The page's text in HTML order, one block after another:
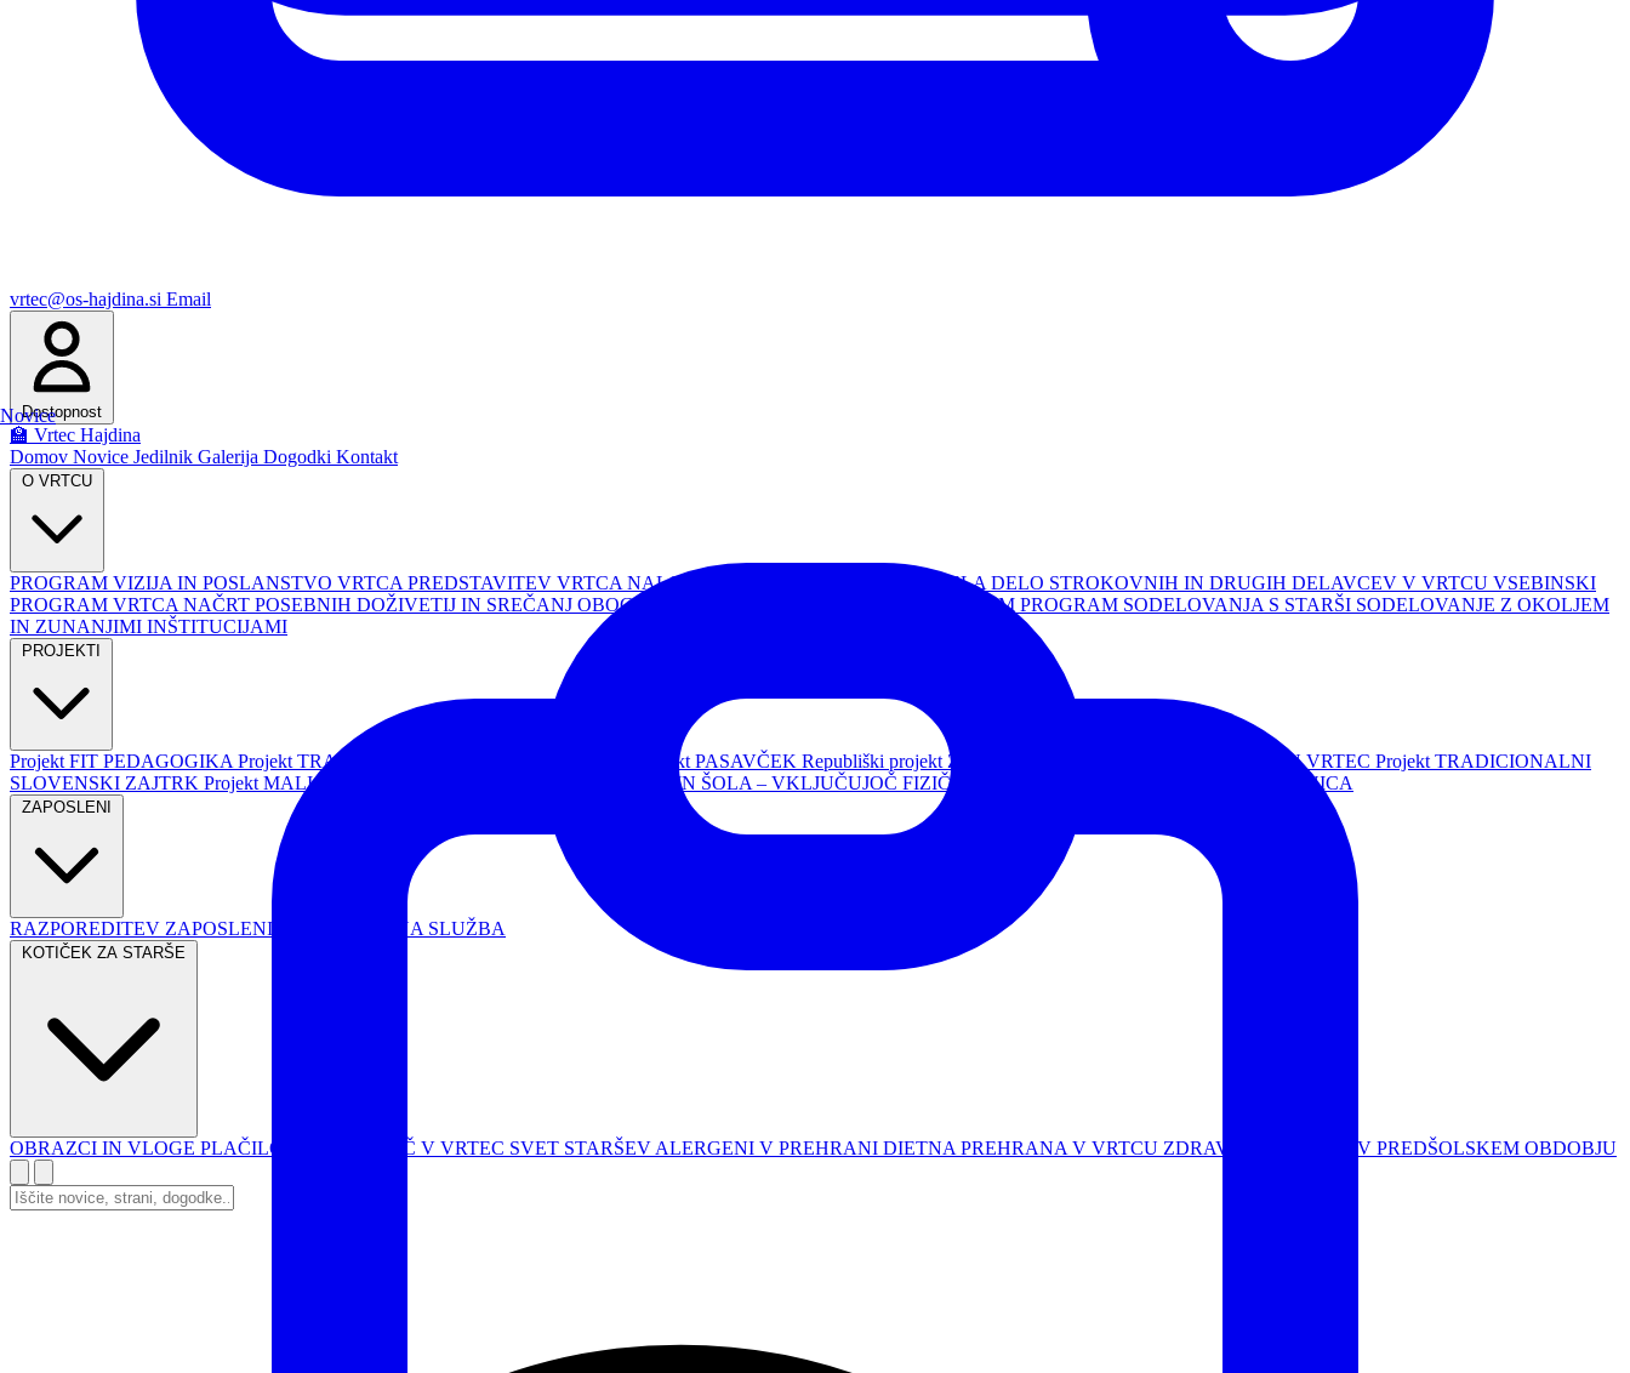
vrtec@os-hajdina.si Email
Dostopnost
🏫 Vrtec Hajdina
Domov Novice Jedilnik Galerija Dogodki Kontakt
O VRTCU
PROGRAM VIZIJA IN POSLANSTVO VRTCA PREDSTAVITEV VRTCA NALOGE VRTCA ORGANIZACIJA DELA DELO STROKOVNIH IN DRUGIH DELAVCEV V VRTCU VSEBINSKI
PROGRAM VRTCA NAČRT POSEBNIH DOŽIVETIJ IN SREČANJ OBOGATITVENI - NADSTANDARDNI PROGRAM PROGRAM SODELOVANJA S STARŠI SODELOVANJE Z OKOLJEM
IN ZUNANJIMI INŠTITUCIJAMI
PROJEKTI
Projekt FIT PEDAGOGIKA Projekt TRAJNOSTNA MOBILNOST Republiški projekt PASAVČEK Republiški projekt ZDRAVJE V VRTCU Projekt TURIZEM IN VRTEC Projekt TRADICIONALNI
SLOVENSKI ZAJTRK Projekt MALI SONČEK Projekt VKLJUČUJOČA VRTEC IN ŠOLA – VKLJUČUJOČ FIZIČNI PROSTOR Projekt NAŠA MALA KNJIŽNICA
ZAPOSLENI
RAZPOREDITEV ZAPOSLENIH SVETOVALNA SLUŽBA
KOTIČEK ZA STARŠE
OBRAZCI IN VLOGE PLAČILO VRTCA PRVIČ V VRTEC SVET STARŠEV ALERGENI V PREHRANI DIETNA PREHRANA V VRTCU ZDRAVA PREHRANA V PREDŠOLSKEM OBDOBJU
Novice